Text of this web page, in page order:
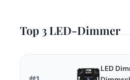
Top 3 LED-Dimmer
LED